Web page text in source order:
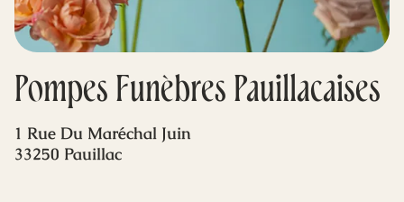
Blog
Pompes Funèbres Pauillacaises
1 Rue Du Maréchal Juin
33250 Pauillac